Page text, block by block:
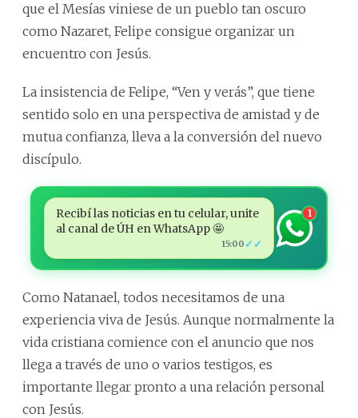
que el Mesías viniese de un pueblo tan oscuro
como Nazaret, Felipe consigue organizar un
encuentro con Jesús.
La insistencia de Felipe, “Ven y verás”, que tiene
sentido solo en una perspectiva de amistad y de
mutua confianza, lleva a la conversión del nuevo
discípulo.
Recibí las noticias en tu celular, unite
al canal de ÚH en WhatsApp 🤩
15:00 ✓✓
1
Como Natanael, todos necesitamos de una
experiencia viva de Jesús. Aunque normalmente la
vida cristiana comience con el anuncio que nos
llega a través de uno o varios testigos, es
importante llegar pronto a una relación personal
con Jesús.